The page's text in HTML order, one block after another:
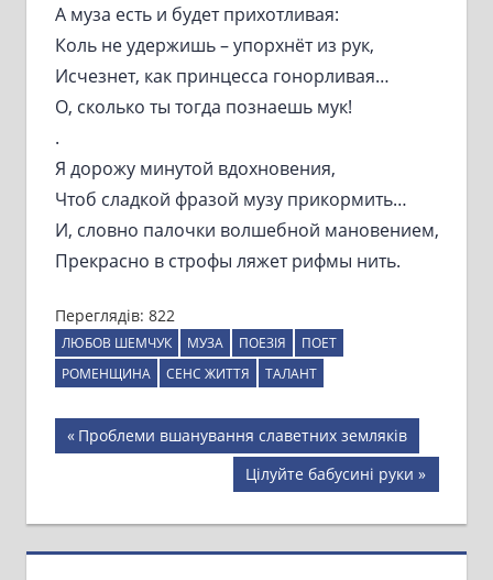
А муза есть и будет прихотливая:
Коль не удержишь – упорхнёт из рук,
Исчезнет, как принцесса гонорливая…
О, сколько ты тогда познаешь мук!
.
Я дорожу минутой вдохновения,
Чтоб сладкой фразой музу прикормить…
И, словно палочки волшебной мановением,
Прекрасно в строфы ляжет рифмы нить.
Переглядів: 822
ЛЮБОВ ШЕМЧУК МУЗА ПОЕЗІЯ
ПОЕТ
РОМЕНЩИНА
СЕНС ЖИТТЯ ТАЛАНТ
Навігація
Previous
Post:
Проблеми вшанування славетних земляків
Next
Цілуйте бабусині руки